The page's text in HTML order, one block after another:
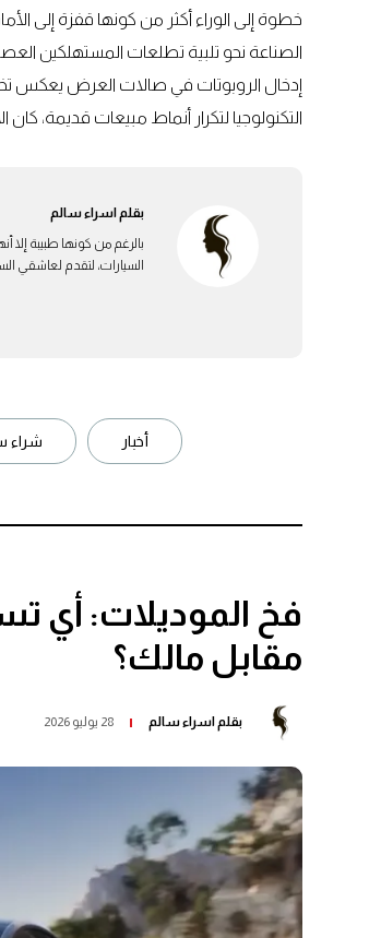
خطوة إلى الوراء أكثر من كونها قفزة إلى
الصناعة نحو تلبية تطلعات المستهلكين
إدخال الروبوتات في صالات العرض يعكس
التكنولوجيا لتكرار أنماط مبيعات قديمة،
بقلم اسراء سالم
بالرغم من كونها طبيبة إلا
السيارات، لتقدم لعاشقي
أخبار شراء
مقابل مالك؟
بقلم اسراء سالم 28 يوليو 2026